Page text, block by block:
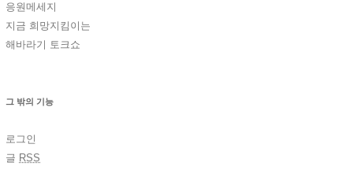
응원메세지
지금 희망지킴이는
해바라기 토크쇼
그 밖의 기능
로그인
글 RSS